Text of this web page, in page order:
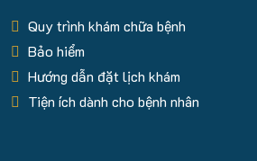
Quy trình khám chữa bệnh
Bảo hiểm
Hướng dẫn đặt lịch khám
Tiện ích dành cho bệnh nhân